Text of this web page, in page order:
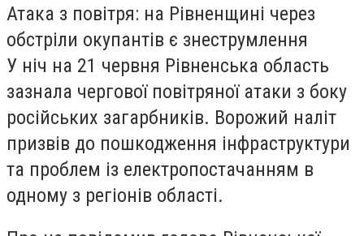
Атака з повітря: на Рівненщині через
обстріли окупантів є знеструмлення
У ніч на 21 червня Рівненська область
зазнала чергової повітряної атаки з боку
російських загарбників. Ворожий наліт
призвів до пошкодження інфраструктури
та проблем із електропостачанням в
одному з регіонів області.